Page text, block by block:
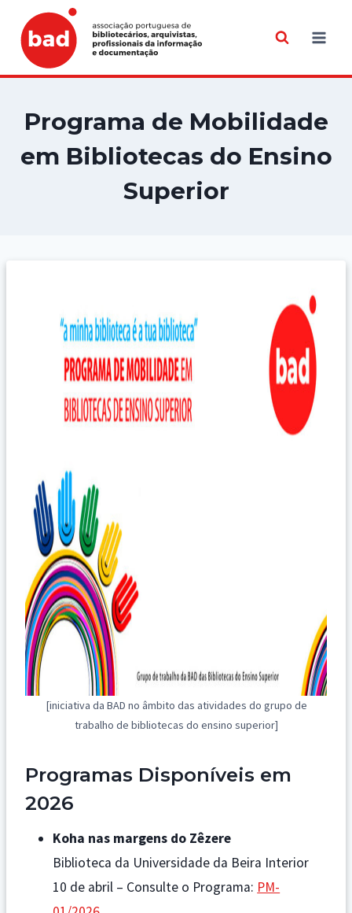
content
Programa de Mobilidade
em Bibliotecas do Ensino
Superior
[iniciativa da BAD no âmbito das atividades do grupo de
trabalho de bibliotecas do ensino superior]
Programas Disponíveis em
2026
Koha nas margens do Zêzere
Biblioteca da Universidade da Beira Interior
10 de abril – Consulte o Programa: PM-